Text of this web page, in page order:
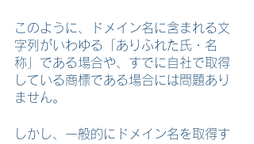
このように、ドメイン名に含まれる文
字列がいわゆる「ありふれた氏・名
称」である場合や、すでに自社で取得
している商標である場合には問題あり
ません。
しかし、一般的にドメイン名を取得す